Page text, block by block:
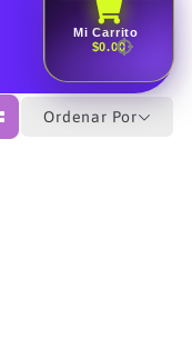
Mi Carrito
$0.00
Ordenar Por